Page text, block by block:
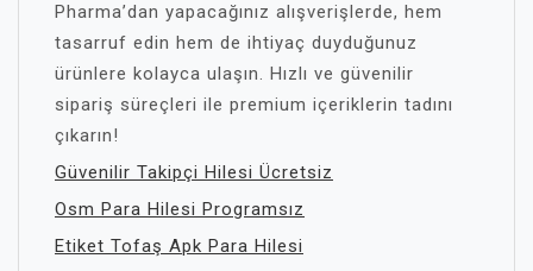
Pharma’dan yapacağınız alışverişlerde, hem
tasarruf edin hem de ihtiyaç duyduğunuz
ürünlere kolayca ulaşın. Hızlı ve güvenilir
sipariş süreçleri ile premium içeriklerin tadını
çıkarın!
Güvenilir Takipçi Hilesi Ücretsiz
Osm Para Hilesi Programsız
Etiket Tofaş Apk Para Hilesi